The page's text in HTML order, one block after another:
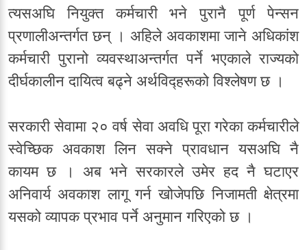
त्यसअघि नियुक्त कर्मचारी भने पुरानै पूर्ण पेन्सन
प्रणालीअन्तर्गत छन् । अहिले अवकाशमा जाने अधिकांश
कर्मचारी पुरानो व्यवस्थाअन्तर्गत पर्ने भएकाले राज्यको
दीर्घकालीन दायित्व बढ्ने अर्थविद्हरूको विश्लेषण छ ।
सरकारी सेवामा २० वर्ष सेवा अवधि पूरा गरेका कर्मचारीले
स्वेच्छिक अवकाश लिन सक्ने प्रावधान यसअघि नै
कायम छ । अब भने सरकारले उमेर हद नै घटाएर
अनिवार्य अवकाश लागू गर्न खोजेपछि निजामती क्षेत्रमा
यसको व्यापक प्रभाव पर्ने अनुमान गरिएको छ ।